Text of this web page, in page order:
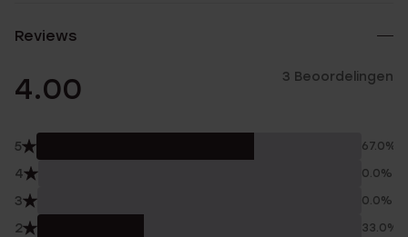
Reviews
4.00 3 Beoordelingen
5 67.0%
4 0.0%
3 0.0%
2 33.0%